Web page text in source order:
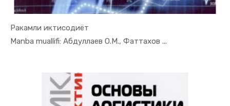
Ракамли иктисодиёт
Manba muallifi: Абдуллаев О.М., Фаттахов ...
In Xizmat ...